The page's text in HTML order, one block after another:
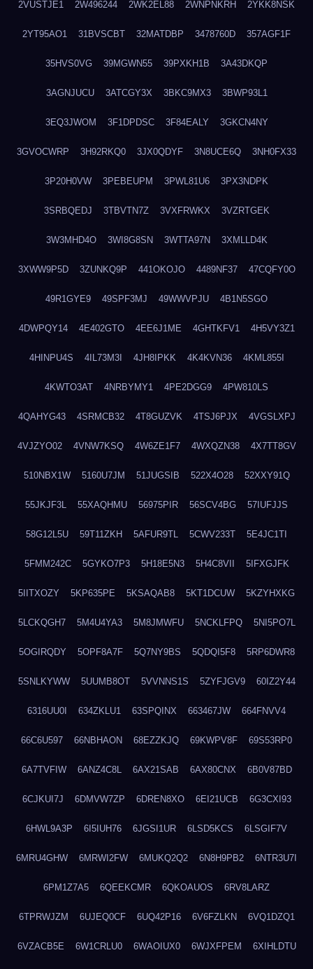
2VUSTJE1 2W496244 2WK2EL88 2WNPNKRH 2YKK8NSK
2YT95AO1 31BVSCBT 32MATDBP 3478760D 357AGF1F
35HVS0VG 39MGWN55 39PXKH1B 3A43DKQP
3AGNJUCU 3ATCGY3X 3BKC9MX3 3BWP93L1
3EQ3JWOM 3F1DPDSC 3F84EALY 3GKCN4NY
3GVOCWRP 3H92RKQ0 3JX0QDYF 3N8UCE6Q 3NH0FX33
3P20H0VW 3PEBEUPM 3PWL81U6 3PX3NDPK
3SRBQEDJ 3TBVTN7Z 3VXFRWKX 3VZRTGEK
3W3MHD4O 3WI8G8SN 3WTTA97N 3XMLLD4K
3XWW9P5D 3ZUNKQ9P 441OKOJO 4489NF37 47CQFY0O
49R1GYE9 49SPF3MJ 49WWVPJU 4B1N5SGO
4DWPQY14 4E402GTO 4EE6J1ME 4GHTKFV1 4H5VY3Z1
4HINPU4S 4IL73M3I 4JH8IPKK 4K4KVN36 4KML855I
4KWTO3AT 4NRBYMY1 4PE2DGG9 4PW810LS
4QAHYG43 4SRMCB32 4T8GUZVK 4TSJ6PJX 4VGSLXPJ
4VJZYO02 4VNW7KSQ 4W6ZE1F7 4WXQZN38 4X7TT8GV
510NBX1W 5160U7JM 51JUGSIB 522X4O28 52XXY91Q
55JKJF3L 55XAQHMU 56975PIR 56SCV4BG 57IUFJJS
58G12L5U 59T11ZKH 5AFUR9TL 5CWV233T 5E4JC1TI
5FMM242C 5GYKO7P3 5H18E5N3 5H4C8VII 5IFXGJFK
5IITXOZY 5KP635PE 5KSAQAB8 5KT1DCUW 5KZYHXKG
5LCKQGH7 5M4U4YA3 5M8JMWFU 5NCKLFPQ 5NI5PO7L
5OGIRQDY 5OPF8A7F 5Q7NY9BS 5QDQI5F8 5RP6DWR8
5SNLKYWW 5UUMB8OT 5VVNNS1S 5ZYFJGV9 60IZ2Y44
6316UU0I 634ZKLU1 63SPQINX 663467JW 664FNVV4
66C6U597 66NBHAON 68EZZKJQ 69KWPV8F 69S53RP0
6A7TVFIW 6ANZ4C8L 6AX21SAB 6AX80CNX 6B0V87BD
6CJKUI7J 6DMVW7ZP 6DREN8XO 6EI21UCB 6G3CXI93
6HWL9A3P 6I5IUH76 6JGSI1UR 6LSD5KCS 6LSGIF7V
6MRU4GHW 6MRWI2FW 6MUKQ2Q2 6N8H9PB2 6NTR3U7I
6PM1Z7A5 6QEEKCMR 6QKOAUOS 6RV8LARZ
6TPRWJZM 6UJEQ0CF 6UQ42P16 6V6FZLKN 6VQ1DZQ1
6VZACB5E 6W1CRLU0 6WAOIUX0 6WJXFPEM 6XIHLDTU